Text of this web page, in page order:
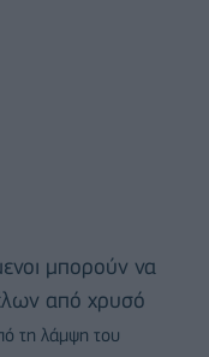
μπορούν να
από χρυσό
τη λάμψη του